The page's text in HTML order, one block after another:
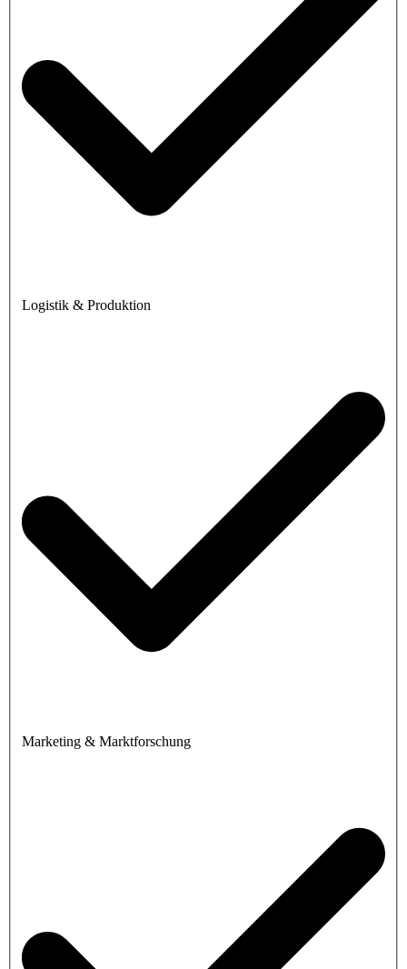
Logistik & Produktion
Marketing & Marktforschung